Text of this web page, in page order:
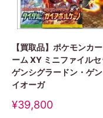
【買取品】ポケモンカ
ーム XY ミニファイルセ
ゲンシグラードン・ゲ
イオーガ
販
¥39,800